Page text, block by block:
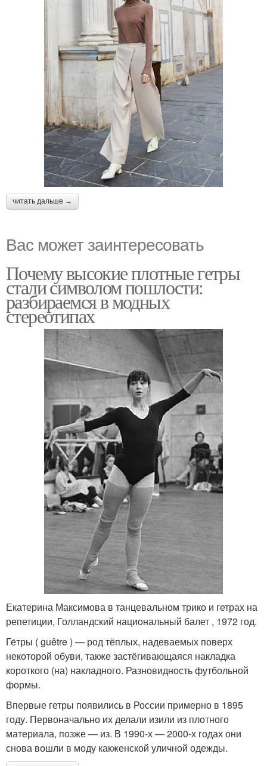
читать дальше →
Вас может заинтересовать
Почему высокие плотные гетры
стали символом пошлости:
разбираемся в модных
стереотипах
Екатерина Максимова в танцевальном трико и гетрах на
репетиции, Голландский национальный балет , 1972 год.
Ге́тры ( guêtre ) — род тёплых, надеваемых поверх
некоторой обуви, также застёгивающаяся накладка
короткого (на) накладного. Разновидность футбольной
формы.
Впервые гетры появились в России примерно в 1895
году. Первоначально их делали изили из плотного
материала, позже — из. В 1990-х — 2000-х годах они
снова вошли в моду какженской уличной одежды.